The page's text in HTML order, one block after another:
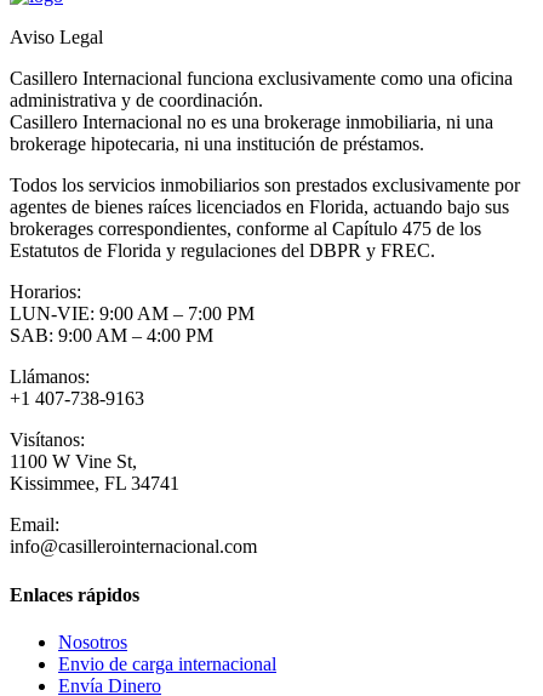
Aviso Legal
Casillero Internacional funciona exclusivamente como una oficina
administrativa y de coordinación.
Casillero Internacional no es una brokerage inmobiliaria, ni una
brokerage hipotecaria, ni una institución de préstamos.
Todos los servicios inmobiliarios son prestados exclusivamente por
agentes de bienes raíces licenciados en Florida, actuando bajo sus
brokerages correspondientes, conforme al Capítulo 475 de los
Estatutos de Florida y regulaciones del DBPR y FREC.
Horarios:
LUN-VIE: 9:00 AM – 7:00 PM
SAB: 9:00 AM – 4:00 PM
Llámanos:
+1 407-738-9163
Visítanos:
1100 W Vine St,
Kissimmee, FL 34741
Email:
info@casillerointernacional.com
Enlaces rápidos
Nosotros
Envio de carga internacional
Envía Dinero